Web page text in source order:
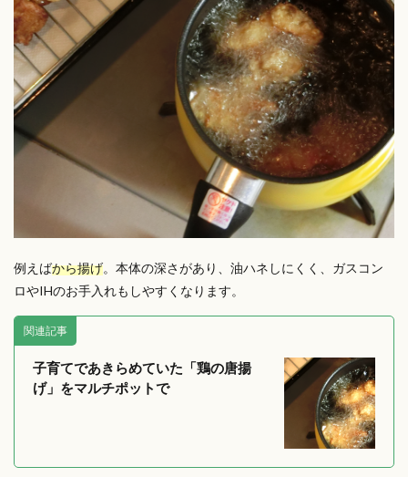
例えばから揚げ。本体の深さがあり、油ハネしにくく、ガスコン
ロやIHのお手入れもしやすくなります。
関連記事
子育てであきらめていた「鶏の唐揚
げ」をマルチポットで